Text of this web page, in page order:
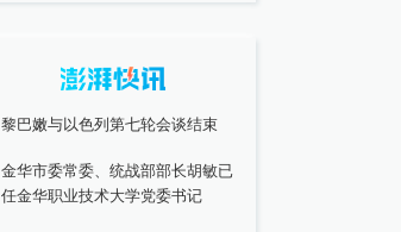
黎巴嫩与以色列第七轮会谈结束
金华市委常委、统战部部长胡敏已
任金华职业技术大学党委书记